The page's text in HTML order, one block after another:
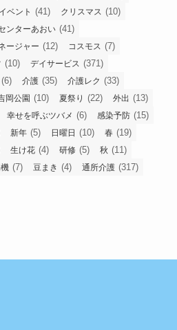
イベント (41) クリスマス (10)
ンターあおい (41)
ージャー (12) コスモス (7)
(10) デイサービス (371)
(6) 介護 (35) 介護レク (33)
岡公園 (10) 夏祭り (22) 外出 (13)
幸せを呼ぶツバメ (6) 感染予防 (15)
新年 (5) 日曜日 (10) 春 (19)
生け花 (4) 研修 (5) 秋 (11)
(7) 豆まき (4) 通所介護 (317)